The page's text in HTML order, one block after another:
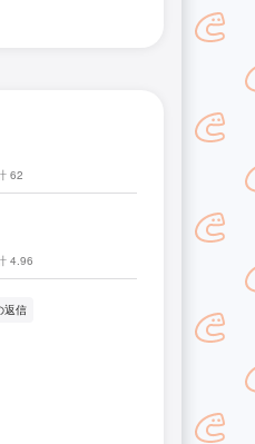
62
4.96
返信